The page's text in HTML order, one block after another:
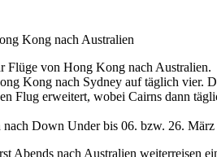
Kong nach Australien
Flüge von Hong Kong nach Australien.
Kong nach Sydney auf täglich
Flug erweitert, wobei Cairns dann
Down Under bis 06. bzw. 26. März
Abends nach Australien